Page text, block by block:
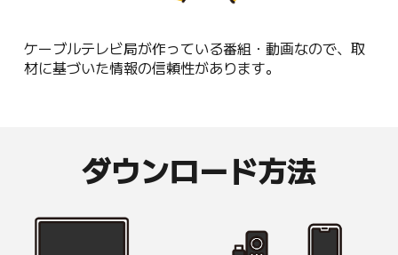
ケーブルテレビ局が作っている番組・動画なので、取
材に基づいた情報の信頼性があります。
ダウンロード方法